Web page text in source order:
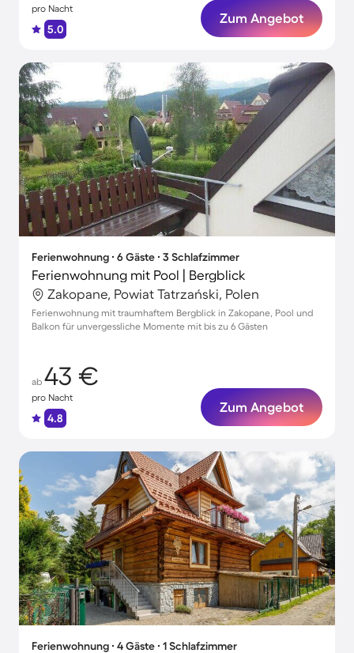
pro Nacht
5.0
Zum Angebot
Ferienwohnung ∙ 6 Gäste ∙ 3 Schlafzimmer
Ferienwohnung mit Pool | Bergblick
Zakopane, Powiat Tatrzański, Polen
Ferienwohnung mit traumhaftem Bergblick in Zakopane, Pool und
Balkon für unvergessliche Momente mit bis zu 6 Gästen
ab 43 €
pro Nacht
4.8
Zum Angebot
Ferienwohnung ∙ 4 Gäste ∙ 1 Schlafzimmer